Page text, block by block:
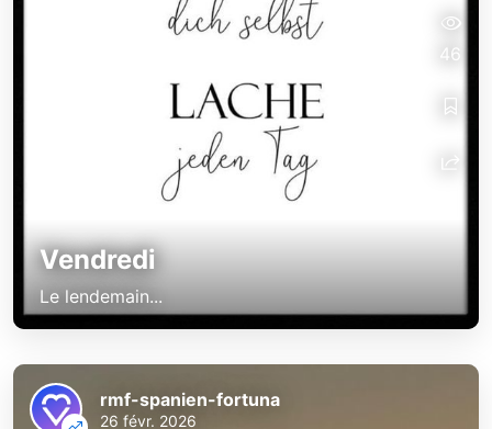
Vendredi
Le lendemain...
46
rmf-spanien-fortuna
26 févr. 2026